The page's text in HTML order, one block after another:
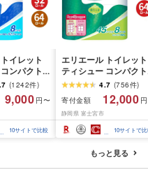
イレット
ンパクト
数が選べ
64 ロール]
トイレッ
ングル パ
りつき 日用
蓄 ふるさと
(1242件)
9,000 円〜
10サイトで比較
エリエール トイレット
ティシュー コンパクト
ダブル [選べるロール
数:32・64 ロール] 1.5
巻 45m トイレットペ
パー ダブル パルプ
香りつき 日用品 消耗
備蓄 ふるさと納税 ふ
さと 送料無料 静岡県
4.7 (756件)
寄付金額
12,000
静岡県 富士宮市
10サイトで
もっと見る